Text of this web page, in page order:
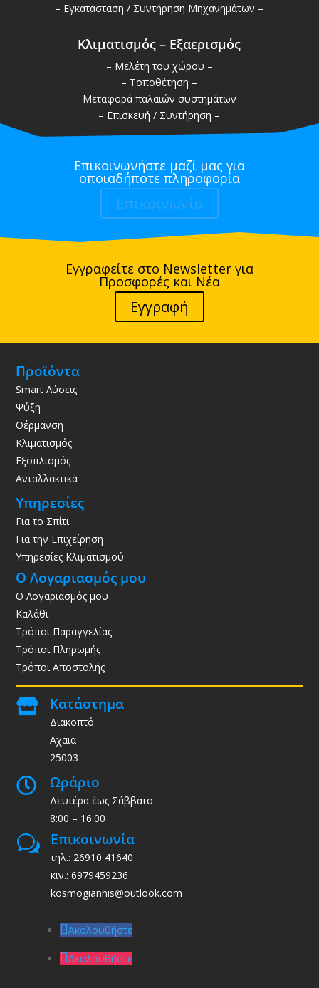
– Εγκατάσταση / Συντήρηση Μηχανημάτων –
Κλιματισμός – Εξαερισμός
– Μελέτη του χώρου –
– Τοποθέτηση –
– Μεταφορά παλαιών συστημάτων –
– Επισκευή / Συντήρηση –
Επικοινωνήστε μαζί μας για
οποιαδήποτε πληροφορία
Επικοινωνία
Εγγραφείτε στο Newsletter για
Προσφορές και Νέα
Εγγραφή
Προϊόντα
Smart Λύσεις
Ψύξη
Θέρμανση
Κλιματισμός
Εξοπλισμός
Ανταλλακτικά
Υπηρεσίες
Για το Σπίτι
Για την Επιχείρηση
Υπηρεσίες Κλιματισμού
Ο Λογαριασμός μου
Ο Λογαριασμός μου
Καλάθι
Τρόποι Παραγγελίας
Τρόποι Πληρωμής
Τρόποι Αποστολής
 Κατάστημα
Διακοπτό
Αχαϊα
25003
 Ωράριο
Δευτέρα έως Σάββατο
8:00 – 16:00
w Επικοινωνία
τηλ.: 26910 41640
κιν.: 6979459236
kosmogiannis@outlook.com
Ακολουθήστε
Ακολουθήστε